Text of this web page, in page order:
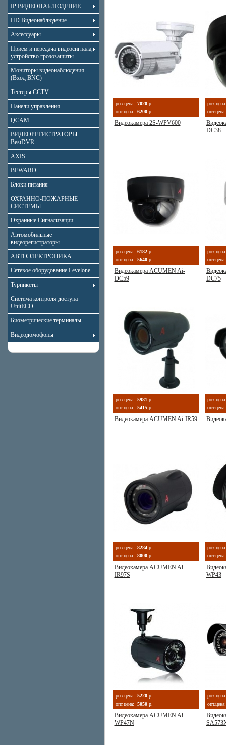
IP ВИДЕОНАБЛЮДЕНИЕ
HD Видеонаблюдение
Аксессуары
Прием и передача видеосигнала,
устройство грозозащиты
Мониторы видеонаблюдения
(Вход BNC)
Тестеры CCTV
Панели управления
QCAM
ВИДЕОРЕГИСТРАТОРЫ
BestDVR
AXIS
BEWARD
Блоки питания
ОХРАННО-ПОЖАРНЫЕ
СИСТЕМЫ
Охранные Сигнализации
Автомобильные
видеорегистраторы
АВТОЭЛЕКТРОНИКА
Сетевое оборудование Levelone
Турникеты
Система контроля доступа
UnitECO
Биометрические терминалы
Видеодомофоны
роз.цена: 7020 р.
опт.цена:
6200 р.
Видеокамера 2S-WPV600
роз.цена:
опт.цена:
DC38
роз.цена: 6182 р.
опт.цена:
5640 р.
Видеокамера ACUMEN Ai-
DC59
роз.цена:
опт.цена:
DC75
роз.цена: 5981 р.
опт.цена:
5415 р.
Видеокамера ACUMEN Ai-IR59
роз.цена:
опт.цена:
роз.цена: 8284 р.
опт.цена:
8000 р.
Видеокамера ACUMEN Ai-
IR97S
роз.цена:
опт.цена:
WP43
роз.цена: 5220 р.
опт.цена:
5050 р.
Видеокамера ACUMEN Ai-
WP47N
роз.цена:
опт.цена: